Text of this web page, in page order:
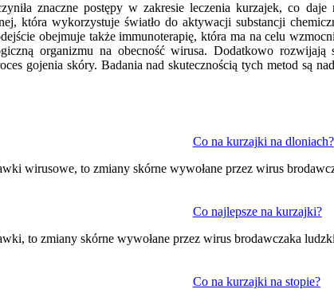
znaczne postępy w zakresie leczenia kurzajek, co
która wykorzystuje światło do aktywacji substancji
obejmuje także immunoterapię, która ma na celu
organizmu na obecność wirusa. Dodatkowo
gojenia skóry. Badania nad skutecznością tych metod są
Co na kurzajki na dloniach?
wirusowe, to zmiany skórne wywołane przez wirus
Co najlepsze na kurzajki?
to zmiany skórne wywołane przez wirus brodawczaka
Co na kurzajki na stopie?